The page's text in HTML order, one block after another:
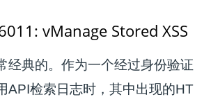
vManage Stored XSS
经典的。作为一个经过身份验证
API检索日志时，其中出现的HT